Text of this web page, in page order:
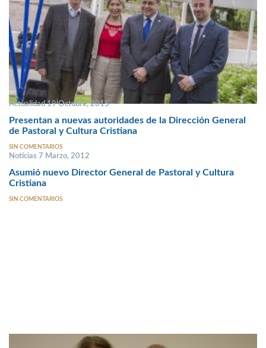
Actualidad 19 Octubre, 2015
Presentan a nuevas autoridades de la Dirección General
de Pastoral y Cultura Cristiana
SIN COMENTARIOS
Noticias 7 Marzo, 2012
Asumió nuevo Director General de Pastoral y Cultura
Cristiana
SIN COMENTARIOS